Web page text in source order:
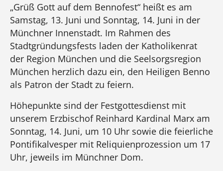
„Grüß Gott auf dem Bennofest“ heißt es am
Samstag, 13. Juni und Sonntag, 14. Juni in der
Münchner Innenstadt. Im Rahmen des
Stadtgründungsfests laden der Katholikenrat
der Region München und die Seelsorgsregion
München herzlich dazu ein, den Heiligen Benno
als Patron der Stadt zu feiern.
Höhepunkte sind der Festgottesdienst mit
unserem Erzbischof Reinhard Kardinal Marx am
Sonntag, 14. Juni, um 10 Uhr sowie die feierliche
Pontifikalvesper mit Reliquienprozession um 17
Uhr, jeweils im Münchner Dom.